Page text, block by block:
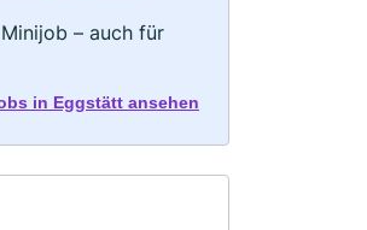
– auch für
in Eggstätt ansehen